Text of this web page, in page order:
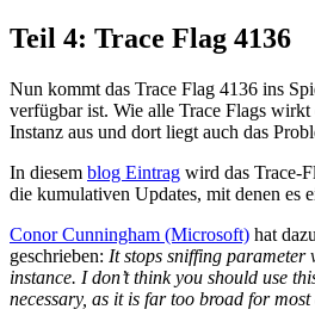
Teil 4: Trace Flag 4136
Nun kommt das Trace Flag 4136 ins
verfügbar ist. Wie alle Trace Flags wirkt
Instanz aus und dort liegt auch das
In diesem blog Eintrag wird das Trace-
die kumulativen Updates, mit denen es
Conor Cunningham (Microsoft) hat
geschrieben: It stops sniffing parameter
instance. I don’t think you should use
necessary, as it is far too broad for most